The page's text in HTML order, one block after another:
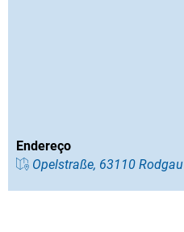
Endereço
Opelstraße, 63110 Rodgau